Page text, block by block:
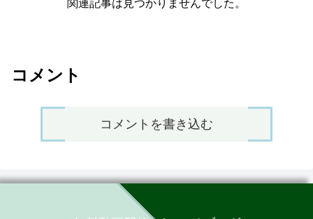
関連記事は見つかりませんでした。
コメント
コメントを書き込む